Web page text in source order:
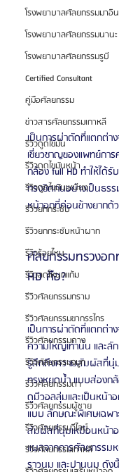
โรงพยาบาลศัลยกรรมมาอิน
โรงพยาบาลศัลยกรรมนานะ
โรงพยาบาลศัลยกรรมรูบี
Certified Consultant
คู่มือศัลยกรรม
ข่าวสารศัลยกรรมเกาหลี
รีวิวดูดไขมัน
รีวิวดูดไขมันหน้า
รีวิวดูดไขมันเหนียง
รีวิวยกกระชับ
รีวิวยกกระชับหน้าผาก
รีวิวร้อยไหม
รีวิวลดโหนกแก้ม
รีวิวศัลยกรรมกราม
รีวิวศัลยกรรมขากรรไกร
รีวิวศัลยกรรมคาง
รีวิวศัลยกรรมจมูก
รีวิวศัลยกรรมตา
รีวิวศัลยกรรมผู้ชาย
รีวิวศัลยกรรมวีไลน์
รีวิวศัลยกรรมเกาหลี
เป็นการผ่าตัดที่แตกต่า
เชี่ยวชาญของแพทย์กา
กล้อง full HD ทำให้ได้
ทรงชิดกันอย่างเป็นธร
หน้าอกที่ค่อนข้างยากด้
ศัลยกรรมทรวงอ
HD คือ?
เป็นการผ่าตัดที่แตกต่า
ความใหญ่เท่านั้น และ
รู้สึกถึงความสัมผัสที่นุ่
ทรงหยดน้ำ แบบส่องกล้
ดูมีวอลลุ่มและเป็นหน้า
แบบ ลักษณะพิเศษเฉพ
สัมผัสที่นุ่มเหมือนหน้า
แผลจากการศัลยกรรม
ราวนม และปานนม ดังนี้